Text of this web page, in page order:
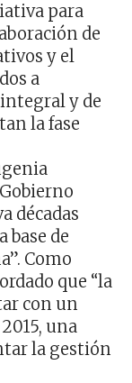
para
de
y el
a
y de
la fase
décadas
base de
Como
que “la
con un
una
la gestión